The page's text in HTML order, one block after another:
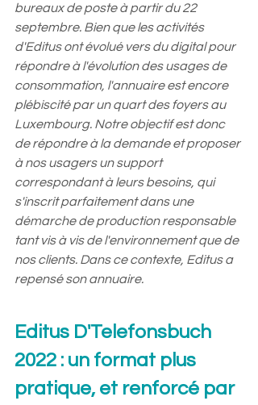
bureaux de poste à partir du 22
septembre. Bien que les activités
d'Editus ont évolué vers du digital pour
répondre à l'évolution des usages de
consommation, l'annuaire est encore
plébiscité par un quart des foyers au
Luxembourg. Notre objectif est donc
de répondre à la demande et proposer
à nos usagers un support
correspondant à leurs besoins, qui
s'inscrit parfaitement dans une
démarche de production responsable
tant vis à vis de l'environnement que de
nos clients. Dans ce contexte, Editus a
repensé son annuaire.
Editus D'Telefonsbuch
2022 : un format plus
pratique, et renforcé par